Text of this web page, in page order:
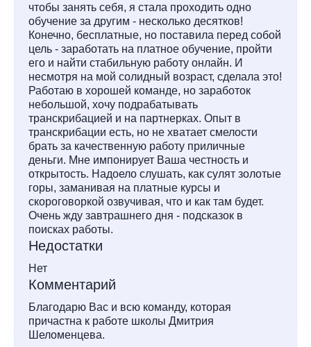
чтобы занять себя, я стала проходить одно
обучение за другим - несколько десятков!
Конечно, бесплатные, но поставила перед собой
цель - заработать на платное обучение, пройти
его и найти стабильную работу онлайн. И
несмотря на мой солидный возраст, сделала это!
Работаю в хорошей команде, но заработок
небольшой, хочу подрабатывать
транскрибацией и на партнерках. Опыт в
транскрибации есть, но не хватает смелости
брать за качественную работу приличные
деньги. Мне импонирует Ваша честность и
открытость. Надоело слушать, как сулят золотые
горы, заманивая на платные курсы и
скороговоркой озвучивая, что и как там будет.
Очень жду завтрашнего дня - подсказок в
поисках работы.
Недостатки
Нет
Комментарий
Благодарю Вас и всю команду, которая
причастна к работе школы Дмитрия
Шеломенцева.